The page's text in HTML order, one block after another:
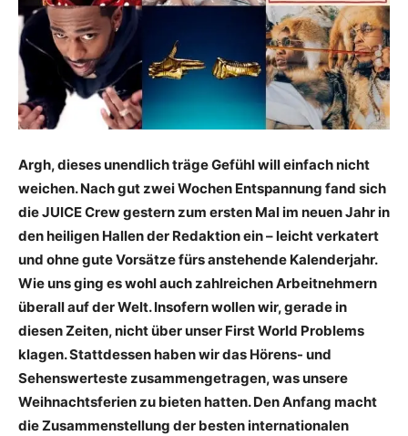
Argh, dieses unendlich träge Gefühl will einfach nicht
weichen. Nach gut zwei Wochen Entspannung fand sich
die JUICE Crew gestern zum ersten Mal im neuen Jahr in
den heiligen Hallen der Redaktion ein – leicht verkatert
und ohne gute Vorsätze fürs anstehende Kalenderjahr.
Wie uns ging es wohl auch zahlreichen Arbeitnehmern
überall auf der Welt. Insofern wollen wir, gerade in
diesen Zeiten, nicht über unser First World Problems
klagen. Stattdessen haben wir das Hörens- und
Sehenswerteste zusammengetragen, was unsere
Weihnachtsferien zu bieten hatten. Den Anfang macht
die Zusammenstellung der besten internationalen